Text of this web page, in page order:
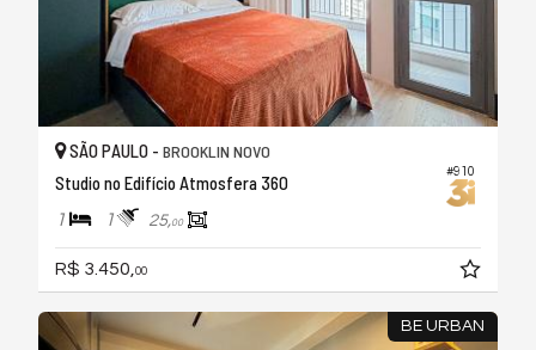
#910
SÃO PAULO - BROOKLIN NOVO
Studio no Edifício Atmosfera 360
1 1 25,00
R$ 3.450, 00
BE URBAN